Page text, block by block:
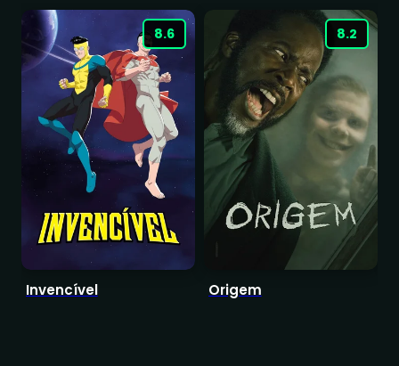
8.6
Invencível
8.2
Origem